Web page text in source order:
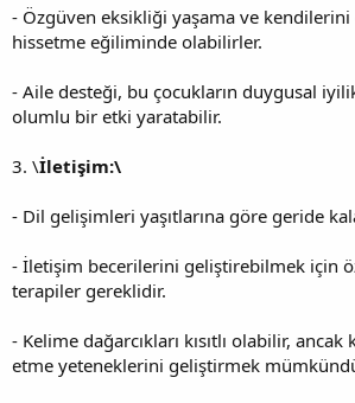
- Özgüven eksikliği yaşama ve
hissetme eğiliminde olabilirler.
- Aile desteği, bu çocukların duygusal
olumlu bir etki yaratabilir.
3. \İletişim:\
- Dil gelişimleri yaşıtlarına göre geride
- İletişim becerilerini geliştirebilmek için
terapiler gereklidir.
- Kelime dağarcıkları kısıtlı olabilir,
etme yeteneklerini geliştirmek